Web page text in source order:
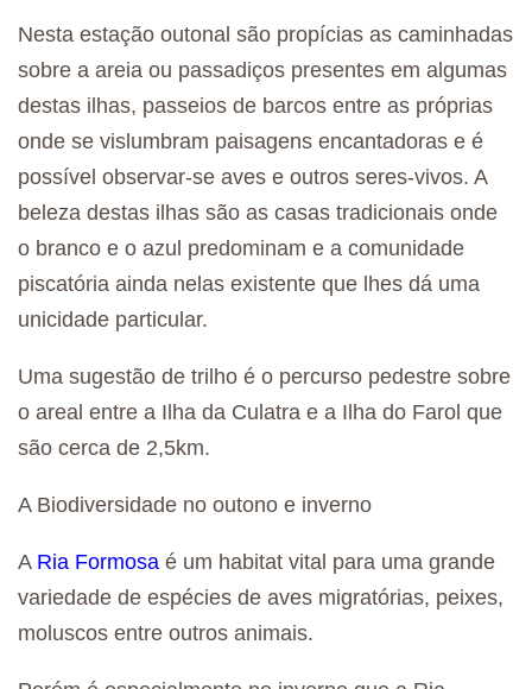
Nesta estação outonal são propícias as caminhadas
sobre a areia ou passadiços presentes em algumas
destas ilhas, passeios de barcos entre as próprias
onde se vislumbram paisagens encantadoras e é
possível observar-se aves e outros seres-vivos. A
beleza destas ilhas são as casas tradicionais onde
o branco e o azul predominam e a comunidade
piscatória ainda nelas existente que lhes dá uma
unicidade particular.
Uma sugestão de trilho é o percurso pedestre sobre
o areal entre a Ilha da Culatra e a Ilha do Farol que
são cerca de 2,5km.
A Biodiversidade no outono e inverno
A Ria Formosa é um habitat vital para uma grande
variedade de espécies de aves migratórias, peixes,
moluscos entre outros animais.